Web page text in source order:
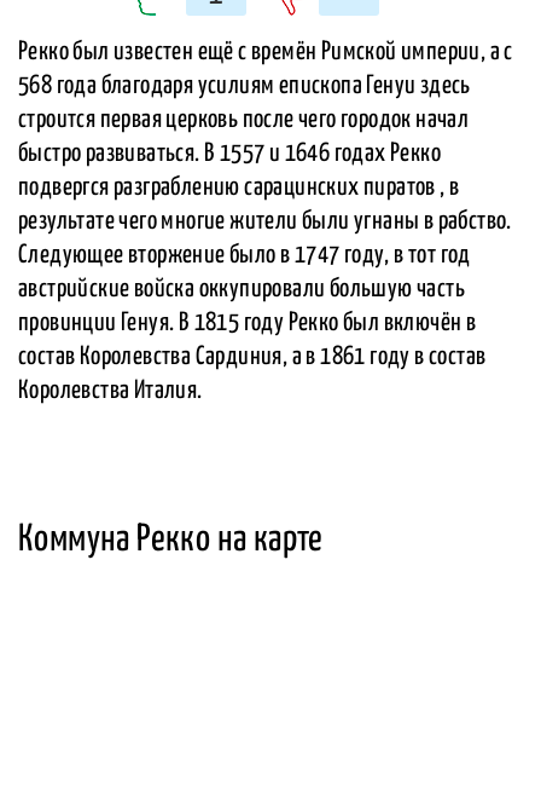
Рекко был известен ещё с времён Римской империи, а с
568 года благодаря усилиям епископа Генуи здесь
строится первая церковь после чего городок начал
быстро развиваться. В 1557 и 1646 годах Рекко
подвергся разграблению сарацинских пиратов , в
результате чего многие жители были угнаны в рабство.
Следующее вторжение было в 1747 году, в тот год
австрийские войска оккупировали большую часть
провинции Генуя. В 1815 году Рекко был включён в
состав Королевства Сардиния, а в 1861 году в состав
Королевства Италия.
Коммуна Рекко на карте